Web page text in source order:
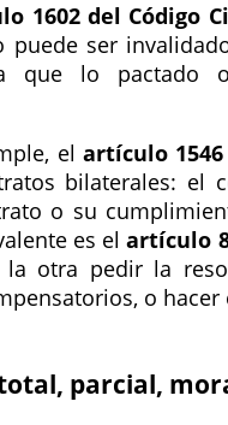
1602 del Código
puede ser
que lo pactado
el artículo
bilaterales: el
o su
es elartículo
otra pedir la
o
parcial,